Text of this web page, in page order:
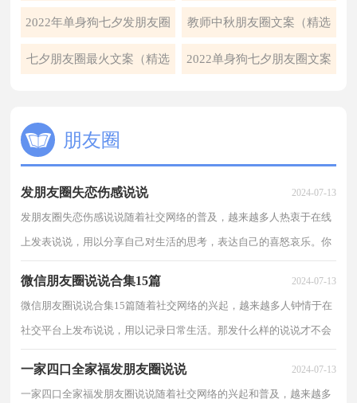
案（精选260句） 句）
2022年单身狗七夕发朋友圈
文案
教师中秋朋友圈文案（精选
160句）
七夕朋友圈最火文案（精选 2022单身狗七夕朋友圈文案
朋友圈
发朋友圈失恋伤感说说 2024-07-13
发朋友圈失恋伤感说说随着社交网络的普及，越来越多人热衷于在线
上发表说说，用以分享自己对生活的思考，表达自己的喜怒哀乐。你
微信朋友圈说说合集15篇 2024-07-13
微信朋友圈说说合集15篇随着社交网络的兴起，越来越多人钟情于在
社交平台上发布说说，用以记录日常生活。那发什么样的说说才不会
一家四口全家福发朋友圈说说 2024-07-13
一家四口全家福发朋友圈说说随着社交网络的兴起和普及，越来越多